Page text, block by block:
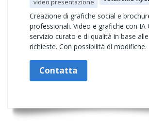
video presentazione
Creazione di grafiche social e
professionali. Video e grafiche con IA
servizio curato e di qualità in base
richieste. Con possibilità di modifiche.
Contatta